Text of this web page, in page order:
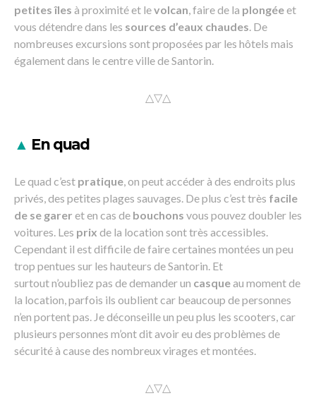
petites îles à proximité et levolcan, faire de la plongéeet
vous détendre dans les sources d’eaux chaudes. De
nombreuses excursions sont proposées par les hôtels mais
également dans le centre ville de Santorin.
△▽△
▲ En quad
Le quad c’est pratique, on peut accéder à des endroits plus
privés, des petites plages sauvages. De plus c’est très facile
de se garer et en cas de bouchons vous pouvez doubler les
voitures. Les prix de la location sont très accessibles.
Cependant il est difficile de faire certaines montées un peu
trop pentues sur les hauteurs de Santorin. Et
surtout n’oubliez pas de demander un casqueau moment de
la location, parfois ils oublient car beaucoup de personnes
n’en portent pas. Je déconseille un peu plus les scooters, car
plusieurs personnes m’ont dit avoir eu des problèmes de
sécurité à cause des nombreux virages et montées.
△▽△